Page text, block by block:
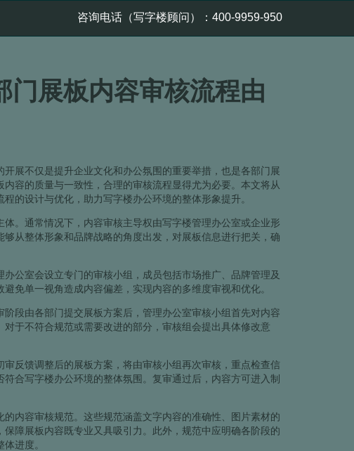
咨询电话（写字楼顾问）：400-9959-950
门展板内容审核流程由
展不仅是提升企业文化和办公氛围的重要举措，也是各部门展
容的质量与一致性，合理的审核流程显得尤为必要。本文将从
的设计与优化，助力写字楼办公环境的整体形象提升。
。通常情况下，内容审核主导权由写字楼管理办公室或企业形
从整体形象和品牌战略的角度出发，对展板信息进行把关，确
公室会设立专门的审核小组，成员包括市场推广、品牌管理及
免单一视角造成内容偏差，实现内容的多维度审视和优化。
段由各部门提交展板方案后，管理办公室审核小组首先对内容
于不符合规范或需要改进的部分，审核组会提出具体修改意
反馈调整后的展板方案，将由审核小组再次审核，重点检查信
合写字楼办公环境的整体氛围。复审通过后，内容方可进入制
内容审核规范。这些规范涵盖文字内容的准确性、图片素材的
障展板内容既专业又具吸引力。此外，规范中应明确各阶段的
进度。